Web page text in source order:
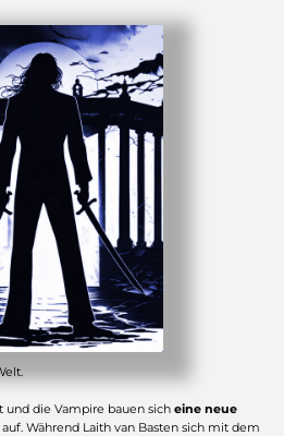
und die Vampire bauen sich eine neue
Während Laith van Basten sich mit dem